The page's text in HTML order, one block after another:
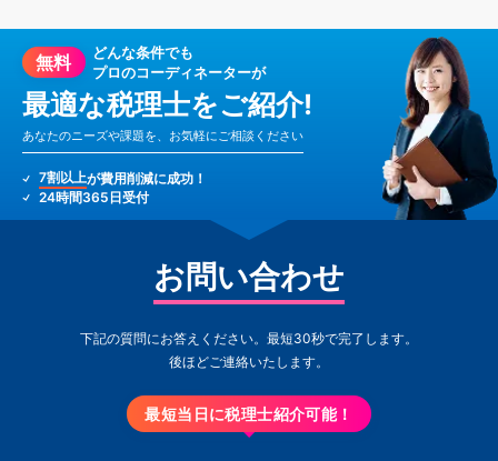
無料
どんな条件でも
プロのコーディネーターが
最適な税理士をご紹介!
あなたのニーズや課題を、お気軽にご相談ください
7割以上が費用削減に成功！
24時間365日受付
お問い合わせ
下記の質問にお答えください。最短30秒で完了します。
後ほどご連絡いたします。
最短当日に税理士紹介可能！